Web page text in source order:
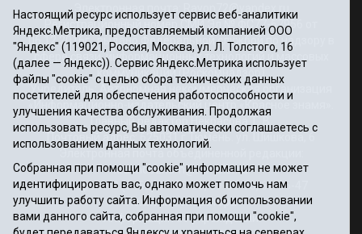
Rayon72@yandex.ru
Регистрационный номер СМИ Эл № ФС77-67956 от
06.12.2016г., выдано Федеральной службой по надзору в
сфере связи, информационных технологий и массовых
коммуникаций (Роскомнадзор)
Учредитель: Автономная некоммерческая организация
«Информационно-издательский центр «Красное знамя».
Главный редактор Некрасова Т. В.
Почтовый адрес: 625031 г.Тюмень. ул. Шишкова, 6
Электронная почта объединенной редакции:
krasnoeznam@rambler.ru
Телефоны 8 (3452) 34-80-60, 69-56-73, 69-56-47
Политика оператора
Информация об учреждении
Настоящий ресурс использует сервис веб-аналитики
Яндекс.Метрика, предоставляемый компанией ООО
"Яндекс" (119021, Россия, Москва, ул. Л. Толстого, 16
(далее — Яндекс)). Сервис Яндекс.Метрика использует
файлы "cookie" с целью сбора технических данных
посетителей для обеспечения работоспособности и
улучшения качества обслуживания. Продолжая
использовать ресурс, Вы автоматически соглашаетесь с
использованием данных технологий.
Собранная при помощи "cookie" информация не может
идентифицировать вас, однако может помочь нам
улучшить работу сайта. Информация об использовании
вами данного сайта, собранная при помощи "cookie",